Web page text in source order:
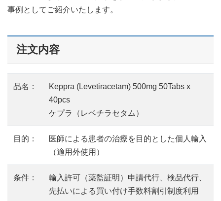
事例としてご紹介いたします。
注文内容
品名：
Keppra (Levetiracetam) 500mg 50Tabs x
40pcs
ケプラ（レベチラセタム）
目的：
医師による患者の治療を目的とした個人輸入
（適用外使用）
条件：
輸入許可（薬監証明）申請代行、検品代行、
先払いによる買い付け手数料割引制度利用